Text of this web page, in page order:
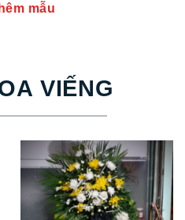
mẫu
VIẾNG